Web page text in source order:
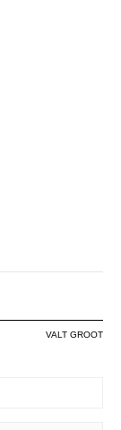
VALT GROOT